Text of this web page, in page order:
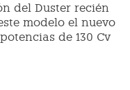
del Duster recién
modelo el nuevo
de 130 Cv